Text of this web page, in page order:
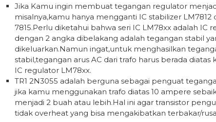
Jika Kamu ingin membuat tegangan regulator
misalnya,kamu hanya mengganti IC stabilizer LM7812
7815.Perlu diketahui bahwa seri IC LM78xx adalah IC
dengan 2 angka dibelakang adalah tegangan stabil
dikeluarkan.Namun ingat,untuk menghasilkan
stabil,tegangan arus AC dari trafo harus berada diatas
IC regulator LM78xx.
TR1 2N3055 adalah berguna sebagai penguat
jika kamu menggunakan trafo diatas 10 ampere
menjadi 2 buah atau lebih.Hal ini agar transistor
tidak overheat yang bisa mengakibatkan terbakar/